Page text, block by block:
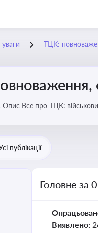
ТЦК:
Опис Все про ТЦК:
публікації
Головне за
Виявлено: